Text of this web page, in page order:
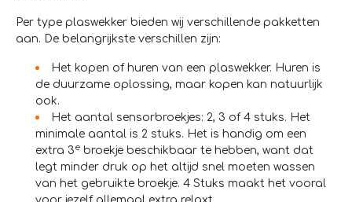
Per type plaswekker bieden wij verschillende pakketten
aan. De belangrijkste verschillen zijn:
Het kopen of huren van een plaswekker. Huren is
de duurzame oplossing, maar kopen kan natuurlijk
ook.
Het aantal sensorbroekjes: 2, 3 of 4 stuks. Het
minimale aantal is 2 stuks. Het is handig om een
extra 3e broekje beschikbaar te hebben, want dat
legt minder druk op het altijd snel moeten wassen
van het gebruikte broekje. 4 Stuks maakt het vooral